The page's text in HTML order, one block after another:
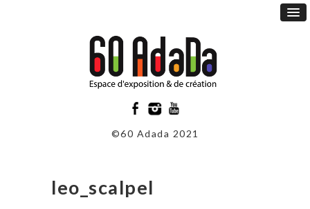
©60 Adada 2021
leo_scalpel